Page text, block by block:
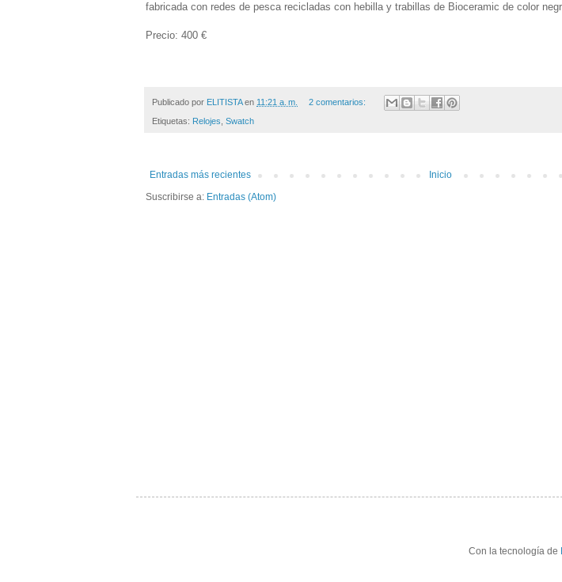
fabricada con redes de pesca recicladas con hebilla y trabillas de Bioceramic de color
Precio: 400 €
Publicado por ELITISTA en 11:21 a. m. 2 comentarios:
Etiquetas: Relojes, Swatch
Entradas más recientes
Inicio
Suscribirse a: Entradas (Atom)
Con la tecnología de